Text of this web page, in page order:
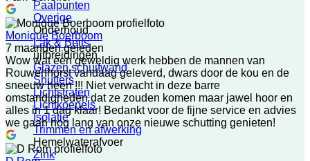
Paalpunten
Overige
Onderhoud
Lak & Beits
uitbreidingen
Glazen schuifwand
Shutters
Lichtstraten
Lichtkoepels
Isolatie
Trimmen en afwerking
Hemelwaterafvoer
Zink
Monique Boerboom
7 maanden geleden
Wow wat een geweldig werk hebben de mannen van
Rouwenhorst vandaag geleverd, dwars door de kou en de
sneeuw heen !!! Niet verwacht in deze barre
omstandigheden dat ze zouden komen maar jawel hoor en
alles in 1 dag klaar! Bedankt voor de fijne service en advies
we gaan nog lang van onze nieuwe schutting genieten!